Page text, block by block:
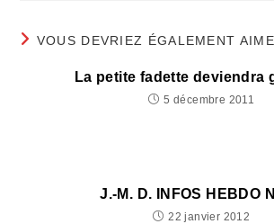
VOUS DEVRIEZ ÉGALEMENT
La petite fadette deviendra
5 décembre 2011
J.-M. D. INFOS HEBDO
22 janvier 2012